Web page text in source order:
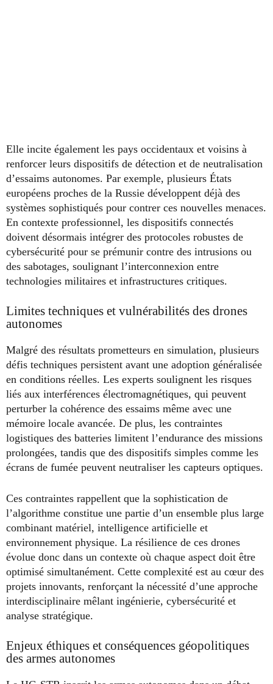
Elle incite également les pays occidentaux et voisins à
renforcer leurs dispositifs de détection et de neutralisation
d’essaims autonomes. Par exemple, plusieurs États
européens proches de la Russie développent déjà des
systèmes sophistiqués pour contrer ces nouvelles menaces.
En contexte professionnel, les dispositifs connectés
doivent désormais intégrer des protocoles robustes de
cybersécurité pour se prémunir contre des intrusions ou
des sabotages, soulignant l’interconnexion entre
technologies militaires et infrastructures critiques.
Limites techniques et vulnérabilités des drones
autonomes
Malgré des résultats prometteurs en simulation, plusieurs
défis techniques persistent avant une adoption généralisée
en conditions réelles. Les experts soulignent les risques
liés aux interférences électromagnétiques, qui peuvent
perturber la cohérence des essaims même avec une
mémoire locale avancée. De plus, les contraintes
logistiques des batteries limitent l’endurance des missions
prolongées, tandis que des dispositifs simples comme les
écrans de fumée peuvent neutraliser les capteurs optiques.
Ces contraintes rappellent que la sophistication de
l’algorithme constitue une partie d’un ensemble plus large
combinant matériel, intelligence artificielle et
environnement physique. La résilience de ces drones
évolue donc dans un contexte où chaque aspect doit être
optimisé simultanément. Cette complexité est au cœur des
projets innovants, renforçant la nécessité d’une approche
interdisciplinaire mêlant ingénierie, cybersécurité et
analyse stratégique.
Enjeux éthiques et conséquences géopolitiques
des armes autonomes